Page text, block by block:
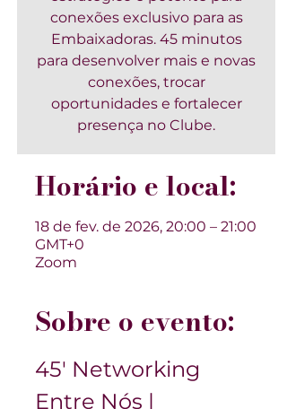
conexões exclusivo para as
Embaixadoras. 45 minutos
para desenvolver mais e novas
conexões, trocar
oportunidades e fortalecer
presença no Clube.
Horário e local:
18 de fev. de 2026, 20:00 – 21:00
GMT+0
Zoom
Sobre o evento:
45' Networking
Entre Nós |